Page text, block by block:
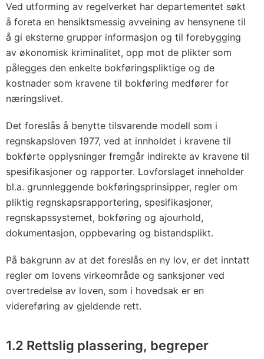
Ved utforming av regelverket har departementet søkt
å foreta en hensiktsmessig avveining av hensynene til
å gi eksterne grupper informasjon og til forebygging
av økonomisk kriminalitet, opp mot de plikter som
pålegges den enkelte bokføringspliktige og de
kostnader som kravene til bokføring medfører for
næringslivet.
Det foreslås å benytte tilsvarende modell som i
regnskapsloven 1977, ved at innholdet i kravene til
bokførte opplysninger fremgår indirekte av kravene til
spesifikasjoner og rapporter. Lovforslaget inneholder
bl.a. grunnleggende bokføringsprinsipper, regler om
pliktig regnskapsrapportering, spesifikasjoner,
regnskapssystemet, bokføring og ajourhold,
dokumentasjon, oppbevaring og bistandsplikt.
På bakgrunn av at det foreslås en ny lov, er det inntatt
regler om lovens virkeområde og sanksjoner ved
overtredelse av loven, som i hovedsak er en
videreføring av gjeldende rett.
1.2 Rettslig plassering, begreper